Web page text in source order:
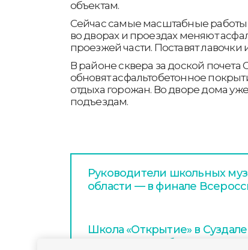
объектам.
Сейчас самые масштабные работы
во дворах и проездах меняют
проезжей части. Поставят лавочки
В районе сквера за доской почета
обновят асфальтобетонное
отдыха горожан. Во дворе дома
подъездам.
Руководители школьных
области — в финале
Школа «Открытие» в
уникального